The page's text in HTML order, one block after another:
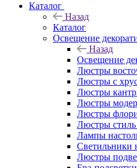
Каталог
Назад
Каталог
Освещение
Назад
Освещение
Люстры
Люстры с
Люстры
Люстры
Люстры
Люстры стиль
Лампы
Светильники
Люстры